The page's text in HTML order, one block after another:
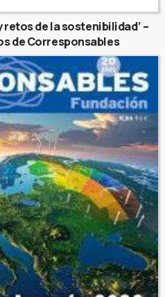
de la sostenibilidad’ –
de Corresponsables